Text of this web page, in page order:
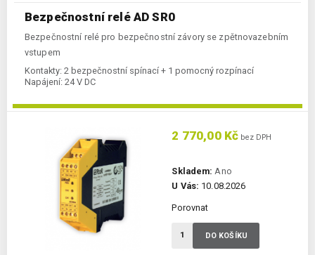
Bezpečnostní relé AD SR0
Bezpečnostní relé pro bezpečnostní závory se zpětnovazebním
vstupem
Kontakty: 2 bezpečnostní spínací + 1 pomocný rozpínací
Napájení: 24 V DC
2 770,00 Kč bez DPH
Skladem: Ano
U Vás: 10.08.2026
Porovnat
DO KOŠÍKU